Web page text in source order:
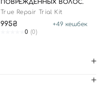
ПОВРЕЖДЕННЫХ ВОЛОС.
True Repair Trial Kit
995₴ +49 кешбек
0 (0)